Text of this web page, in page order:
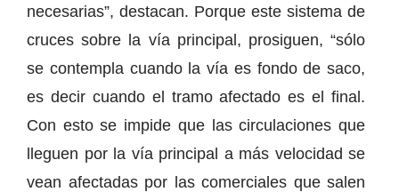
necesarias”, destacan. Porque este sistema de
cruces sobre la vía principal, prosiguen, “sólo
se contempla cuando la vía es fondo de saco,
es decir cuando el tramo afectado es el final.
Con esto se impide que las circulaciones que
lleguen por la vía principal a más velocidad se
vean afectadas por las comerciales que salen